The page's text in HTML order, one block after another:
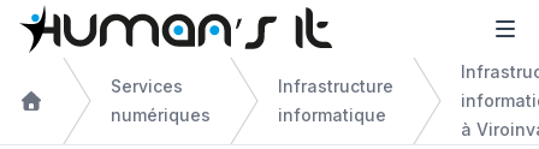
Services
numériques
Infrastructure
informatique
à